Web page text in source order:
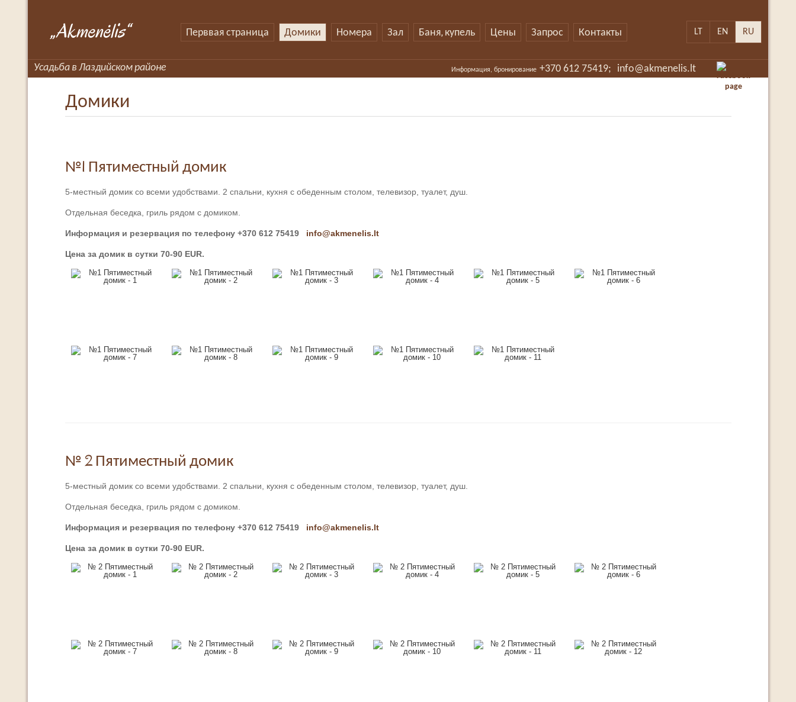
LT EN RU
„Akmenėlis“
Усадьба в Лаздийском районе
Перввая страница Домики Номера Зал Баня, купель Цены Запрос Контакты
Информация, бронирование +370 612 75419; info@akmenelis.lt
Домики
№1 Пятиместный домик
5-местный домик со всеми удобствами. 2 спальни, кухня с обеденным столом, телевизор, туалет, душ.
Отдельная беседка, гриль рядом с домиком.
Информация и резервация по телефону +370 612 75419 info@akmenelis.lt
Цена за домик в сутки 70-90 EUR.
№ 2 Пятиместный домик
5-местный домик со всеми удобствами. 2 спальни, кухня с обеденным столом, телевизор, туалет, душ.
Отдельная беседка, гриль рядом с домиком.
Информация и резервация по телефону +370 612 75419 info@akmenelis.lt
Цена за домик в сутки 70-90 EUR.